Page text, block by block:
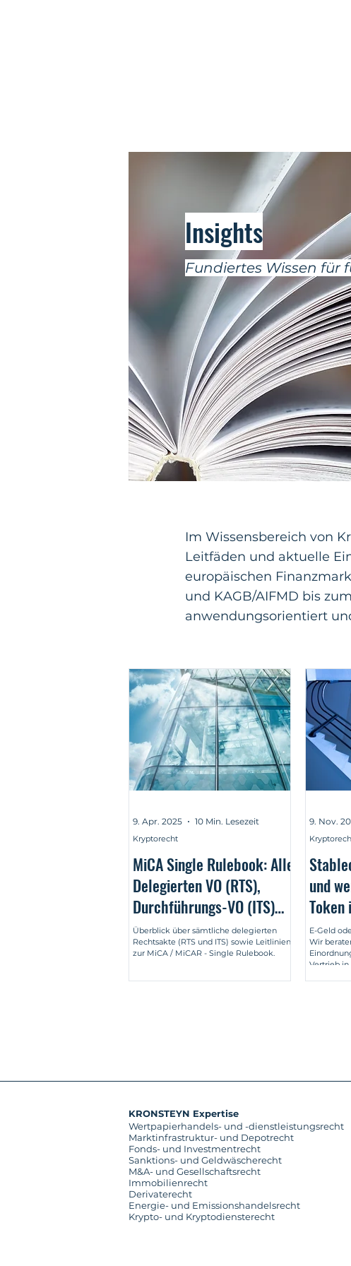
Fundiertes Wissen für
Insights
Im Wissensbereich von
Leitfäden und aktuelle
europäischen
und KAGB/AIFMD bis
anwendungsorientiert
MiCA Single Rulebook: Alle
Delegierten VO (RTS),
Durchführungs-VO (ITS)
und Leitlinien (GL) im
Überblick
Überblick über sämtliche delegierten
Rechtsakte (RTS und ITS) sowie Leitlinien
zur MiCA / MiCAR - Single Rulebook.
Kryptorecht
9. Apr. 2025 10 Min. Lesezeit
und
Token
E-Geld
Wir
Vertrieb in
9. Nov.
KRONSTEYN Expertise
Wertpapierhandels- und -dienstleistungsrecht
Marktinfrastruktur- und Depotrecht
Fonds- und Investmentrecht
Sanktions- und Geldwäscherecht
Immobilienrecht
Derivaterecht
Energie- und Emissionshandelsrecht
Krypto- und Kryptodiensterecht
M&A- und Gesellschaftsrecht